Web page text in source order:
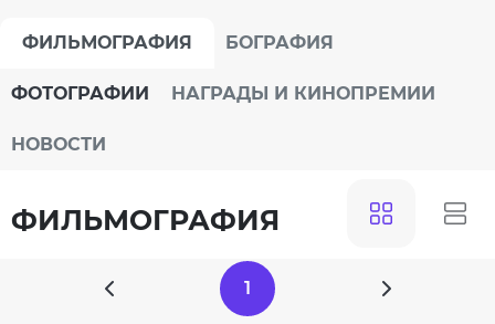
ФИЛЬМОГРАФИЯ БОГРАФИЯ
ФОТОГРАФИИ НАГРАДЫ И КИНОПРЕМИИ
НОВОСТИ
ФИЛЬМОГРАФИЯ
1